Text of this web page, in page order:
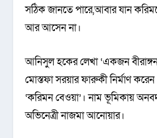
সঠিক জানতে পারে,আবার যান
আর আসেন না।
আনিসুল হকের লেখা ‘একজন
মোস্তফা সরয়ার ফারুকী নির্মাণ
‘করিমন বেওয়া’। নাম ভূমিকায়
অভিনেত্রী নাজমা আনোয়ার।